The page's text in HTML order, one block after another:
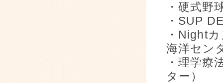
・硬式野
・SUP
・Night
海洋セン
・理学療
ター）